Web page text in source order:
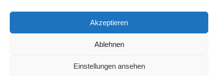
Akzeptieren
Ablehnen
Einstellungen ansehen
© Copyright 2026 | World of Coins |Impressum|Datenschutz|Cookie
|Zahlung & Versand